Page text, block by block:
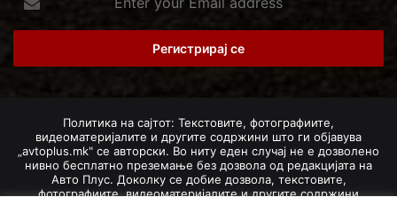
your
Email
Политика на сајтот: Текстовите, фотографиите,
видеоматеријалите и другите содржини што ги објавува
„avtoplus.mk" се авторски. Во ниту еден случај не е дозволено
нивно бесплатно преземање без дозвола од редакцијата на
Авто Плус. Доколку се добие дозвола, текстовите,
фотографиите, видеоматеријалите и другите содржини